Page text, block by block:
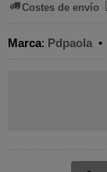
Costes de envío
Marca: Pdpaola •